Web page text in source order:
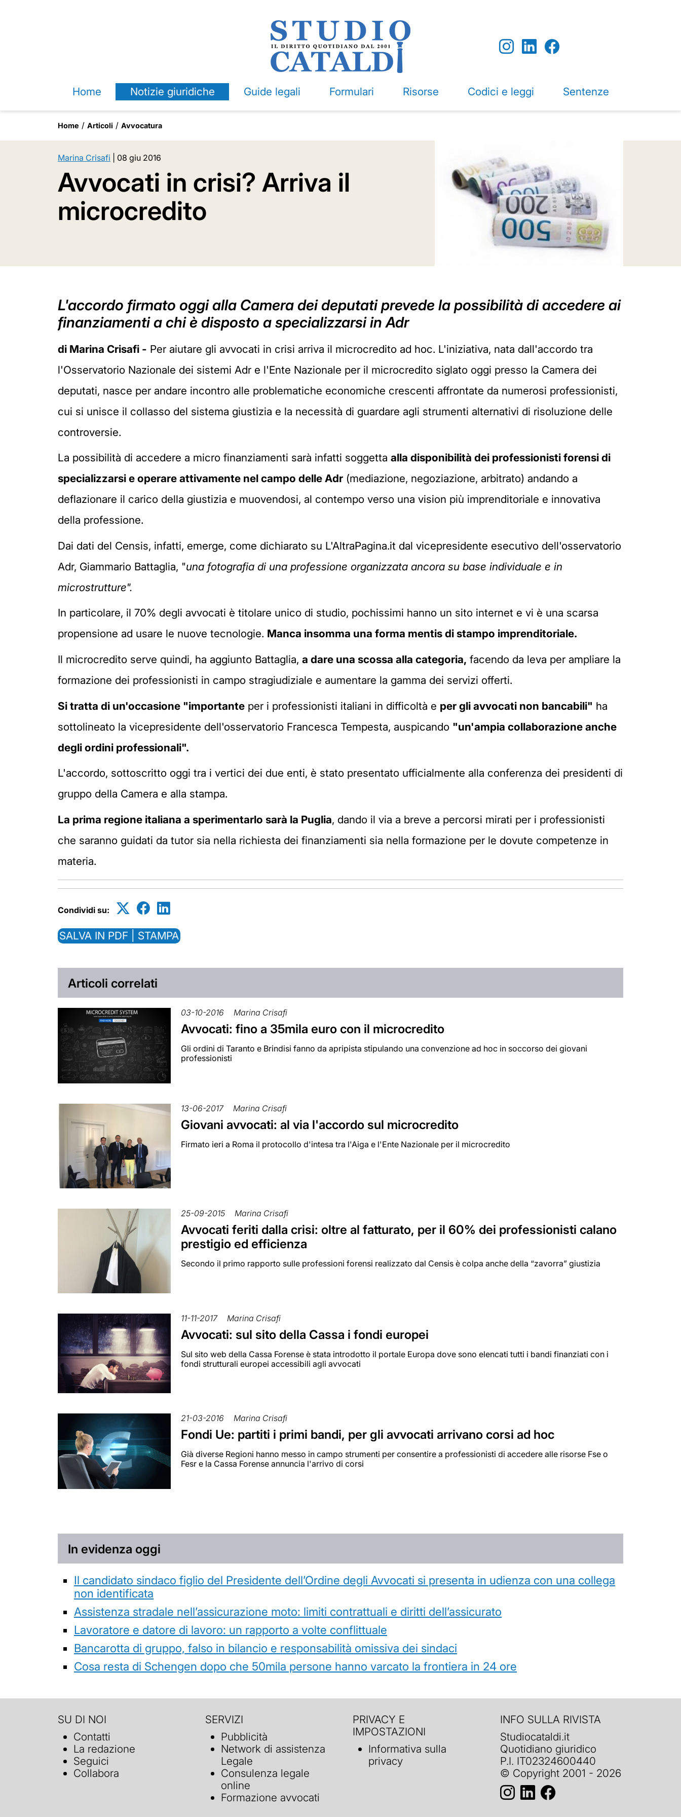
Home Notizie giuridiche Guide legali Formulari Risorse Codici e leggi Sentenze
Home Articoli Avvocatura
Marina Crisafi 08 giu 2016
Avvocati in crisi? Arriva il
microcredito
L'accordo firmato oggi alla Camera dei deputati prevede la possibilità di accedere ai
finanziamenti a chi è disposto a specializzarsi in Adr
di Marina Crisafi - Per aiutare gli avvocati in crisi arriva il microcredito ad hoc. L'iniziativa, nata dall'accordo tra
l'Osservatorio Nazionale dei sistemi Adr e l'Ente Nazionale per il microcredito siglato oggi presso la Camera dei
deputati, nasce per andare incontro alle problematiche economiche crescenti affrontate da numerosi professionisti,
cui si unisce il collasso del sistema giustizia e la necessità di guardare agli strumenti alternativi di risoluzione delle
controversie.
La possibilità di accedere a micro finanziamenti sarà infatti soggetta alla disponibilità dei professionisti forensi di
specializzarsi e operare attivamente nel campo delle Adr (mediazione, negoziazione, arbitrato) andando a
deflazionare il carico della giustizia e muovendosi, al contempo verso una vision più imprenditoriale e innovativa
della professione.
Dai dati del Censis, infatti, emerge, come dichiarato su L'AltraPagina.it dal vicepresidente esecutivo dell'osservatorio
Adr, Giammario Battaglia, "una fotografia di una professione organizzata ancora su base individuale e in
microstrutture".
In particolare, il 70% degli avvocati è titolare unico di studio, pochissimi hanno un sito internet e vi è una scarsa
propensione ad usare le nuove tecnologie. Manca insomma una forma mentis di stampo imprenditoriale.
Il microcredito serve quindi, ha aggiunto Battaglia, a dare una scossa alla categoria, facendo da leva per ampliare la
formazione dei professionisti in campo stragiudiziale e aumentare la gamma dei servizi offerti.
Si tratta di un'occasione "importante per i professionisti italiani in difficoltà e per gli avvocati non bancabili" ha
sottolineato la vicepresidente dell'osservatorio Francesca Tempesta, auspicando "un'ampia collaborazione anche
degli ordini professionali".
L'accordo, sottoscritto oggi tra i vertici dei due enti, è stato presentato ufficialmente alla conferenza dei presidenti di
gruppo della Camera e alla stampa.
La prima regione italiana a sperimentarlo sarà la Puglia, dando il via a breve a percorsi mirati per i professionisti
che saranno guidati da tutor sia nella richiesta dei finanziamenti sia nella formazione per le dovute competenze in
materia.
Condividi su:
SALVA IN PDF | STAMPA
Articoli correlati
03-10-2016 Marina Crisafi
Avvocati: fino a 35mila euro con il microcredito
Gli ordini di Taranto e Brindisi fanno da apripista stipulando una convenzione ad hoc in soccorso dei giovani
professionisti
13-06-2017 Marina Crisafi
Giovani avvocati: al via l'accordo sul microcredito
Firmato ieri a Roma il protocollo d'intesa tra l'Aiga e l'Ente Nazionale per il microcredito
25-09-2015 Marina Crisafi
Avvocati feriti dalla crisi: oltre al fatturato, per il 60% dei professionisti calano
prestigio ed efficienza
Secondo il primo rapporto sulle professioni forensi realizzato dal Censis è colpa anche della “zavorra” giustizia
11-11-2017 Marina Crisafi
Avvocati: sul sito della Cassa i fondi europei
Sul sito web della Cassa Forense è stata introdotto il portale Europa dove sono elencati tutti i bandi finanziati con i
fondi strutturali europei accessibili agli avvocati
21-03-2016 Marina Crisafi
Fondi Ue: partiti i primi bandi, per gli avvocati arrivano corsi ad hoc
Già diverse Regioni hanno messo in campo strumenti per consentire a professionisti di accedere alle risorse Fse o
Fesr e la Cassa Forense annuncia l'arrivo di corsi
In evidenza oggi
Il candidato sindaco figlio del Presidente dell’Ordine degli Avvocati si presenta in udienza con una collega
non identificata
Assistenza stradale nell’assicurazione moto: limiti contrattuali e diritti dell’assicurato
Lavoratore e datore di lavoro: un rapporto a volte conflittuale
Bancarotta di gruppo, falso in bilancio e responsabilità omissiva dei sindaci
Cosa resta di Schengen dopo che 50mila persone hanno varcato la frontiera in 24 ore
SU DI NOI
Contatti
La redazione
Seguici
Collabora
SERVIZI
Pubblicità
Network di assistenza
Legale
Consulenza legale
online
Formazione avvocati
PRIVACY E
IMPOSTAZIONI
Informativa sulla
privacy
INFO SULLA RIVISTA
Studiocataldi.it
Quotidiano giuridico
P.I. IT02324600440
© Copyright 2001 - 2026